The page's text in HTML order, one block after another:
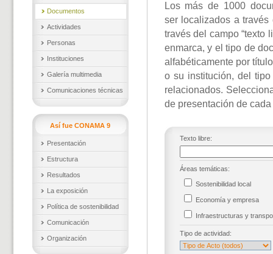
Documentos
Actividades
Personas
Instituciones
Galería multimedia
Comunicaciones técnicas
Así fue CONAMA 9
Presentación
Estructura
Resultados
La exposición
Política de sostenibilidad
Comunicación
Organización
Los más de 1000
ser localizados a
través del campo “texto
enmarca, y el tipo de
alfabéticamente por
o su institución, del
relacionados.
de presentación de
Texto libre:
Áreas temáticas:
Sostenibilidad local
Economía y empresa
Infraestructuras y
Tipo de actividad: